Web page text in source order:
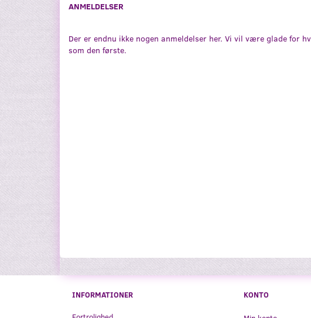
ANMELDELSER
Der er endnu ikke nogen anmeldelser her. Vi vil være glade for
som den første.
INFORMATIONER KONTO